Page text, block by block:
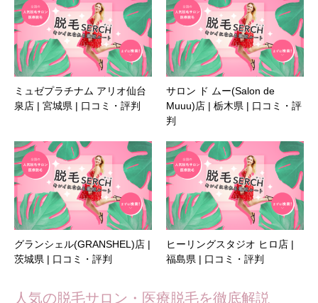
ミュゼプラチナム アリオ仙台
泉店 | 宮城県 | 口コミ・評判
サロン ド ムー(Salon de
Muuu)店 | 栃木県 | 口コミ・評
判
グランシェル(GRANSHEL)店 |
茨城県 | 口コミ・評判
ヒーリングスタジオ ヒロ店 |
福島県 | 口コミ・評判
人気の脱毛サロン・医療脱毛を徹底解説